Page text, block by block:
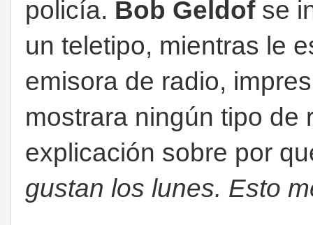
policía. Bob Geldofse
un teletipo, mientras le
emisora de radio,
mostrara ningún tipo de
explicación sobre por
gustan los lunes. Esto